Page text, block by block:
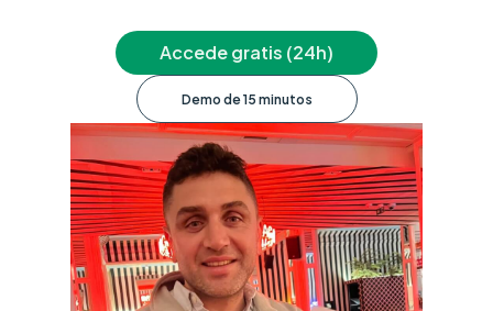
Accede gratis (24h)
Demo de 15 minutos